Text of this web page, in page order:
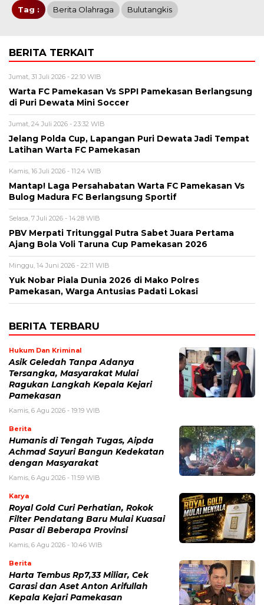
Tag : Berita Olahraga Bulutangkis
BERITA TERKAIT
Jumat, 31 Juli 2026 - 22:10 WIB
Warta FC Pamekasan Vs SPPI Pamekasan Berlangsung
di Puri Dewata Mini Soccer
Jumat, 24 Juli 2026 - 23:32 WIB
Jelang Polda Cup, Lapangan Puri Dewata Jadi Tempat
Latihan Warta FC Pamekasan
Kamis, 16 Juli 2026 - 11:24 WIB
Mantap! Laga Persahabatan Warta FC Pamekasan Vs
Bulog Madura FC Berlangsung Sportif
Selasa, 7 Juli 2026 - 14:28 WIB
PBV Merpati Tritunggal Putra Sabet Juara Pertama
Ajang Bola Voli Taruna Cup Pamekasan 2026
Minggu, 14 Juni 2026 - 22:11 WIB
Yuk Nobar Piala Dunia 2026 di Mako Polres
Pamekasan, Warga Antusias Padati Lokasi
BERITA TERBARU
Hukum Dan Kriminal
Asik Geledah Tanpa Adanya
Tersangka, Masyarakat Mulai
Ragukan Langkah Kepala Kejari
Pamekasan
Kamis, 6 Agu 2026 - 19:19 WIB
Berita
Humanis di Tengah Tugas, Aipda
Achmad Sayuri Bangun Kedekatan
dengan Masyarakat
Kamis, 6 Agu 2026 - 11:59 WIB
Karya
Royal Gold Curi Perhatian, Rokok
Filter Pendatang Baru Mulai Kuasai
Pasar di Beberapa Provinsi
Kamis, 6 Agu 2026 - 10:46 WIB
Berita
Harta Tembus Rp7,33 Miliar, Cek
Garasi dan Aset Anton Arifullah
Kepala Kejari Pamekasan